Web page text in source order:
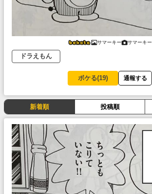
サマーキー サマーキー
ドラえもん
ボケる(19) 通報する
新着順 投稿順